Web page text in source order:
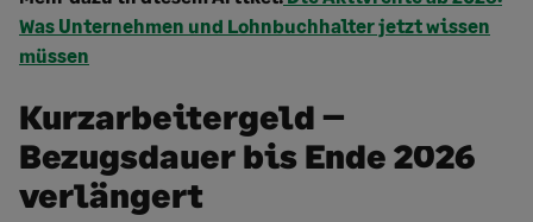
Was Unternehmen und Lohnbuchhalter jetzt wissen
müssen
Kurzarbeitergeld –
Bezugsdauer bis Ende 2026
verlängert